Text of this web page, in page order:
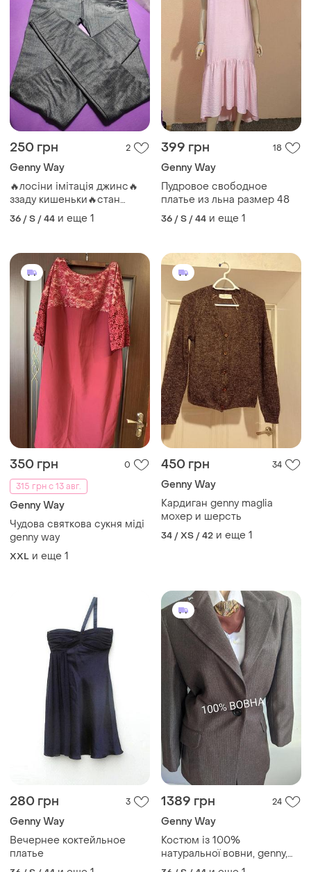
250 грн 2
Genny Way
🔥лосіни імітація джинс🔥
ззаду кишеньки🔥стан
нового без бірки 🔥
оформлення безпечної
36 / S / 44 и еще 1
399 грн 18
Genny Way
Пудровое свободное
платье из льна размер 48
36 / S / 44 и еще 1
350 грн
0
315 грн с 13 авг.
Genny Way
Чудова святкова сукня міді
genny way
XXL и еще 1
450 грн 34
Genny Way
Кардиган genny maglia
мохер и шерсть
34 / XS / 42 и еще 1
280 грн 3
Genny Way
Вечернее коктейльное
платье
1389 грн 24
Genny Way
Костюм із 100%
натуральної вовни, genny,
італія